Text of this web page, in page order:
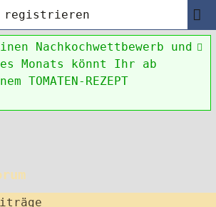
registrieren
Nachkochwettbewerb und
Monats könnt Ihr ab
TOMATEN-REZEPT